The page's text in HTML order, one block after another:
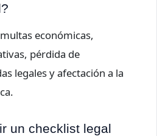
económicas,
pérdida de
legales y afectación a la
un checklist legal